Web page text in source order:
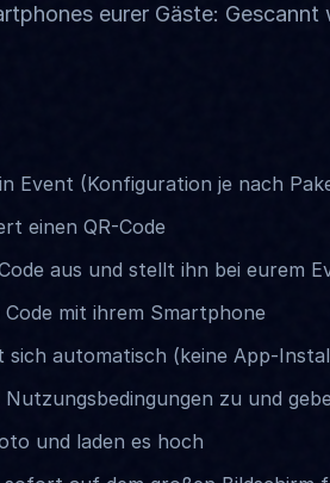
eurer Gäste:
Event (Konfiguration je nach
einen QR-Code
aus und stellt ihn bei eurem
mit ihrem Smartphone
automatisch (keine App-
zu und
und laden es hoch